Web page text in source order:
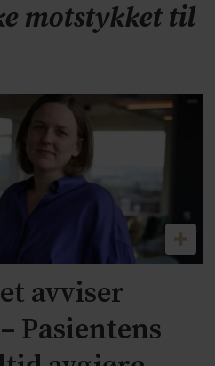
motstykket til
avviser
Pasientens